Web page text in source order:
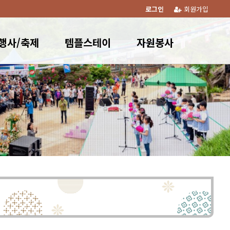
회원가입
로그인
사/축제 템플스테이 자원봉사